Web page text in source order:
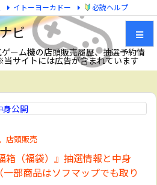
ビ
ーム機の店頭販売履歴、抽選予約情
サイトには広告が含まれています
メニュ
サイド
次へ
イトーヨーカドー 必読ヘルプ
, 店頭販売
箱（福袋）』抽選情報と中身
一部商品はソフマップでも取り